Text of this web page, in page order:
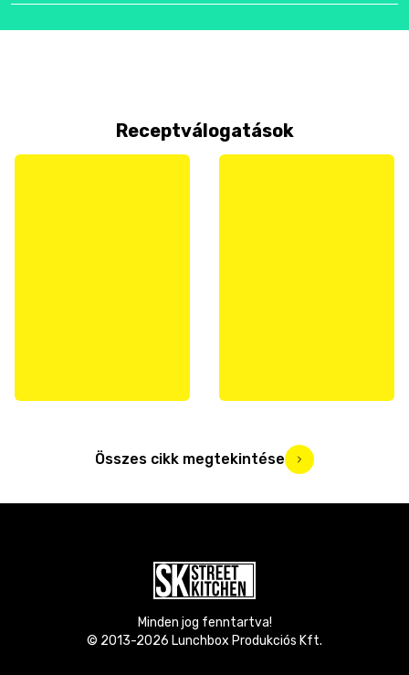
Receptválogatások
Összes cikk megtekintése
Minden jog fenntartva!
© 2013-2026 Lunchbox Produkciós Kft.